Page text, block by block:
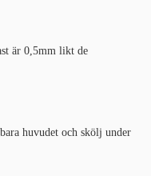
är 0,5mm likt de
huvudet och skölj under